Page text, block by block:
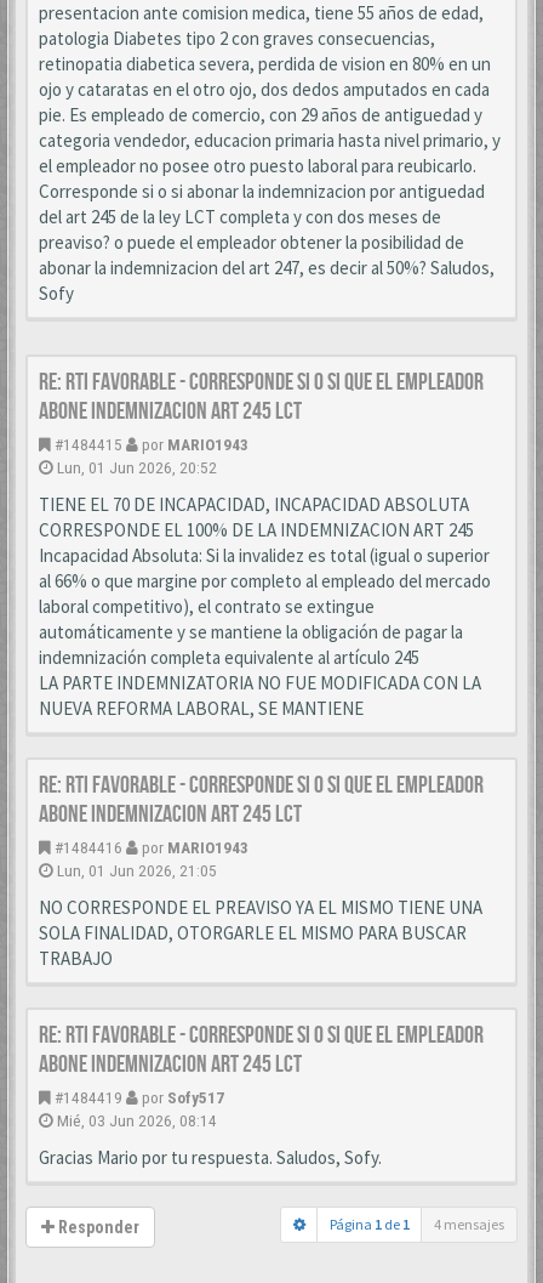
presentacion ante comision medica, tiene 55 años de edad,
patologia Diabetes tipo 2 con graves consecuencias,
retinopatia diabetica severa, perdida de vision en 80% en un
ojo y cataratas en el otro ojo, dos dedos amputados en cada
pie. Es empleado de comercio, con 29 años de antiguedad y
categoria vendedor, educacion primaria hasta nivel primario, y
el empleador no posee otro puesto laboral para reubicarlo.
Corresponde si o si abonar la indemnizacion por antiguedad
del art 245 de la ley LCT completa y con dos meses de
preaviso? o puede el empleador obtener la posibilidad de
abonar la indemnizacion del art 247, es decir al 50%? Saludos,
Sofy
Re: RTI favorable - corresponde si o si que el empleador
abone indemnizacion art 245 LCT
#1484415 por MARIO1943
Lun, 01 Jun 2026, 20:52
TIENE EL 70 DE INCAPACIDAD, INCAPACIDAD ABSOLUTA
CORRESPONDE EL 100% DE LA INDEMNIZACION ART 245
Incapacidad Absoluta: Si la invalidez es total (igual o superior
al 66% o que margine por completo al empleado del mercado
laboral competitivo), el contrato se extingue
automáticamente y se mantiene la obligación de pagar la
indemnización completa equivalente al artículo 245
LA PARTE INDEMNIZATORIA NO FUE MODIFICADA CON LA
NUEVA REFORMA LABORAL, SE MANTIENE
Re: RTI favorable - corresponde si o si que el empleador
abone indemnizacion art 245 LCT
#1484416 por MARIO1943
Lun, 01 Jun 2026, 21:05
NO CORRESPONDE EL PREAVISO YA EL MISMO TIENE UNA
SOLA FINALIDAD, OTORGARLE EL MISMO PARA BUSCAR
TRABAJO
Re: RTI favorable - corresponde si o si que el empleador
abone indemnizacion art 245 LCT
#1484419 por Sofy517
Mié, 03 Jun 2026, 08:14
Gracias Mario por tu respuesta. Saludos, Sofy.
Responder Página 1 de 1 4 mensajes